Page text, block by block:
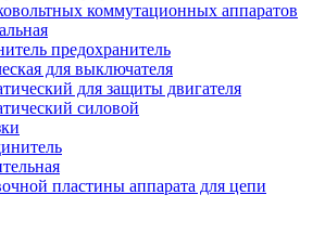
коммутационных аппаратов
предохранитель
для выключателя
для защиты двигателя
силовой
пластины аппарата для цепи